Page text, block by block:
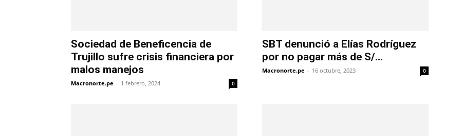
Sociedad de Beneficencia de
Trujillo sufre crisis financiera por
malos manejos
Macronorte.pe - 1 febrero, 2024 0
SBT denunció a Elías Rodríguez
por no pagar más de S/...
Macronorte.pe - 16 octubre, 2023 0